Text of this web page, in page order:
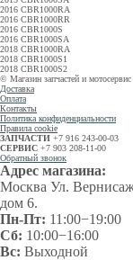
2016 CBR1000RA
2016 CBR1000RR
2016 CBR1000S
2016 CBR1000SA
2018 CBR1000RA
2018 CBR1000S1
2018 CBR1000S2
© Магазин запчастей и
Доставка
Оплата
Контакты
Политика конфиденциальности
Правила cookie
ЗАПЧАСТИ +7 916 243-00-03
СЕРВИС +7 903 208-11-00
Обратный звонок
Адрес магазина:
Москва Ул.
дом 6.
Пн-Пт: 11:00−19:00
Сб: 10:00−16:00
Вс: Выходной